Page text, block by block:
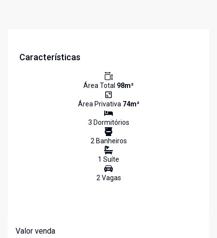
Características
Área Total 98m²
Área Privativa 74m²
3 Dormitórios
2Banheiros
1 Suíte
2Vagas
Valor venda